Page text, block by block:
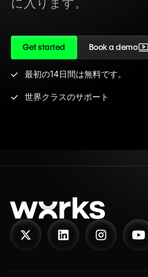
Get started Book a demo
最初の14日間は無料です。
世界クラスのサポート